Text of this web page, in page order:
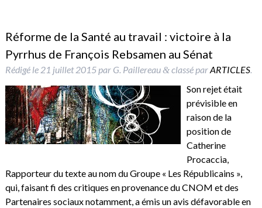
Réforme de la Santé au travail : victoire à la
Pyrrhus de François Rebsamen au Sénat
Rédigé le 21 juillet 2015par G. Paillereau &classé parARTICLES.
Son rejet était
prévisible en
raison de la
position de
Catherine
Procaccia,
Rapporteur du texte au nom du Groupe « Les Républicains »,
qui, faisant fi des critiques en provenance du CNOM et des
Partenaires sociaux notamment, a émis un avis défavorable en